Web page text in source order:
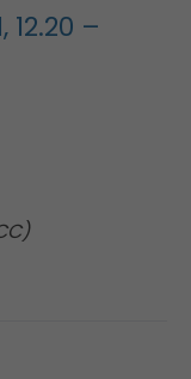
12.20 –